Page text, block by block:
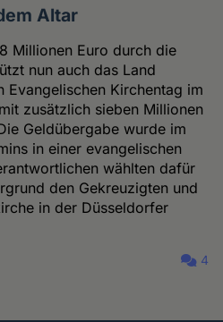
Altar
Millionen Euro durch die
nun auch das Land
Evangelischen Kirchentag im
zusätzlich sieben Millionen
Geldübergabe wurde im
in einer evangelischen
wählten dafür
den Gekreuzigten und
in der Düsseldorfer
4